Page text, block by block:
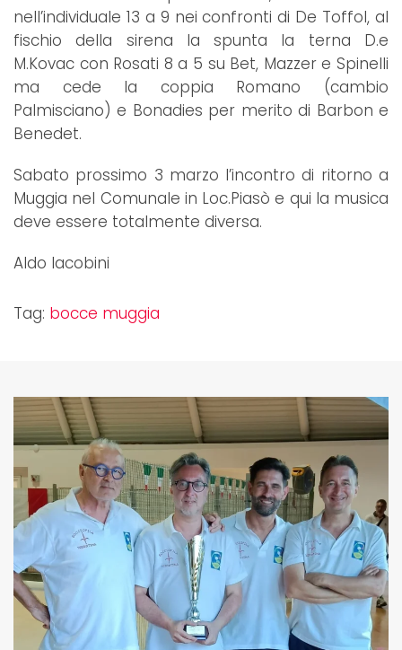
nell’individuale 13 a 9 nei confronti di De Toffol, al
fischio della sirena la spunta la terna D.e
M.Kovac con Rosati 8 a 5 su Bet, Mazzer e Spinelli
ma cede la coppia Romano (cambio
Palmisciano) e Bonadies per merito di Barbon e
Benedet.
Sabato prossimo 3 marzo l’incontro di ritorno a
Muggia nel Comunale in Loc.Piasò e qui la musica
deve essere totalmente diversa.
Aldo Iacobini
Tag: bocce muggia